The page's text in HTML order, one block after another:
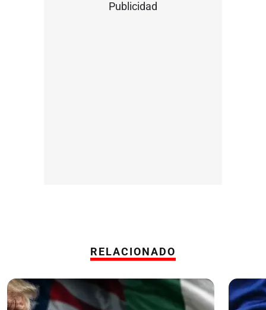
Publicidad
RELACIONADO